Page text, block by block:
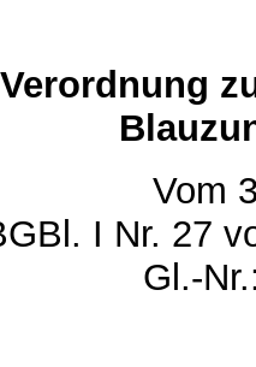
Verordnung
Vom
I Nr. 27
Gl.-